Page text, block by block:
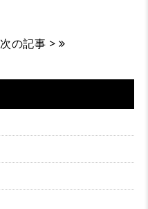
次の記事 >